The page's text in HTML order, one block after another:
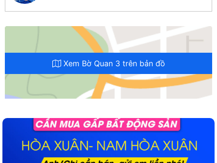
Xem Bờ Quan 3 trên bản đồ